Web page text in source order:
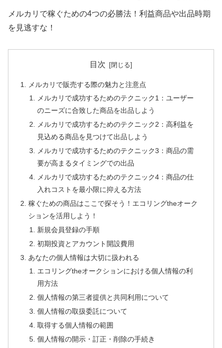
メルカリで稼ぐための4つの必勝法！利益商品や出品時期
を見逃すな！
目次
メルカリで販売する際の魅力と注意点
メルカリで成功するためのテクニック1：ユーザー
のニーズに合致した商品を出品しよう
メルカリで成功するためのテクニック2：高利益を
見込める商品を見つけて出品しよう
メルカリで成功するためのテクニック3：商品の需
要が高まるタイミングでの出品
メルカリで成功するためのテクニック4：商品の仕
入れコストを最小限に抑える方法
稼ぐための商品はここで探そう！エコリングtheオーク
ションを活用しよう！
新規会員登録の手順
初期投資とアカウント開設費用
あなたの個人情報は大切に扱われる
エコリングtheオークションにおける個人情報の利
用方法
個人情報の第三者提供と共同利用について
個人情報の取扱委託について
取得する個人情報の範囲
個人情報の開示・訂正・削除の手続き